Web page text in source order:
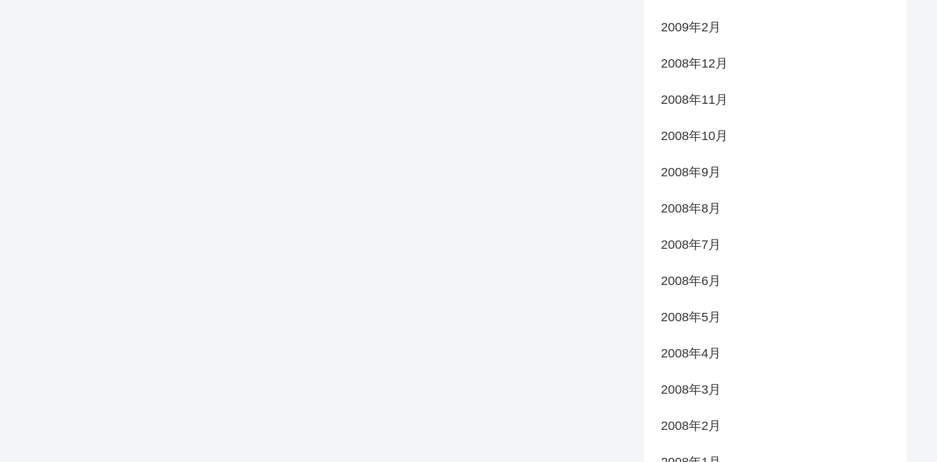
2009年2月
2008年12月
2008年11月
2008年10月
2008年9月
2008年8月
2008年7月
2008年6月
2008年5月
2008年4月
2008年3月
2008年2月